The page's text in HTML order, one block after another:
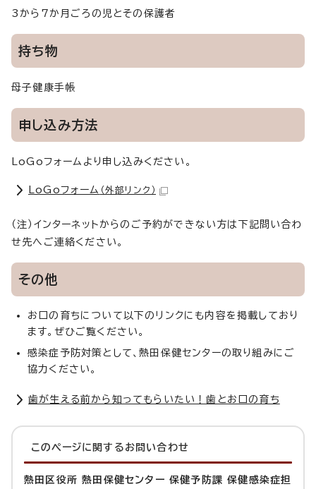
3から7か月ごろの児とその保護者
持ち物
母子健康手帳
申し込み方法
LoGoフォームより申し込みください。
LoGoフォーム （外部リンク）
（注）インターネットからのご予約ができない方は下記問い合わ
せ先へご連絡ください。
その他
お口の育ちについて以下のリンクにも内容を掲載しており
ます。ぜひご覧ください。
感染症予防対策として、熱田保健センターの取り組みにご
協力ください。
歯が生える前から知ってもらいたい！歯とお口の育ち
このページに関する お問い合わせ
熱田区役所 熱田保健センター 保健予防課 保健感染症担